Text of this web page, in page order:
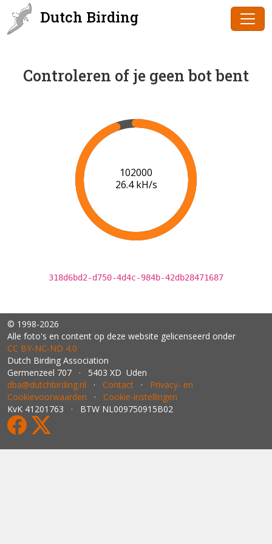
Dutch Birding
Controleren of je geen bot bent
102000
26.4 kH/s
318d6bd2-d750-4d4c-984b-42db28471687
© 1998-2026
Alle foto's en content op deze website gelicenseerd onder
CC BY‑NC‑ND 4.0
Dutch Birding Association
Germenzeel 707 · 5403 XD Uden
dba@dutchbirding.nl · Contact · Privacy- en
Cookievoorwaarden · Cookie-instellingen
KvK 41201763 · BTW NL009750915B02